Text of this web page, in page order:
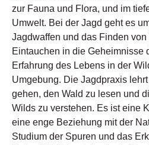
zur Fauna und Flora, und im
Umwelt. Bei der Jagd geht es
Jagdwaffen und das Finden
Eintauchen in die Geheimnisse
Erfahrung des Lebens in der
Umgebung. Die Jagdpraxis
gehen, den Wald zu lesen und
Wilds zu verstehen. Es ist eine
eine enge Beziehung mit der
Studium der Spuren und das